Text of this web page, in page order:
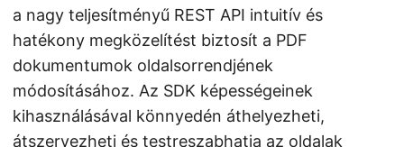
a nagy teljesítményű REST API intuitív és
hatékony megközelítést biztosít a PDF
dokumentumok oldalsorrendjének
módosításához. Az SDK képességeinek
kihasználásával könnyedén áthelyezheti,
átszervezheti és testreszabhatja az oldalak